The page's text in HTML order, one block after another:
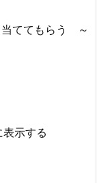
ててもらう ～
示する